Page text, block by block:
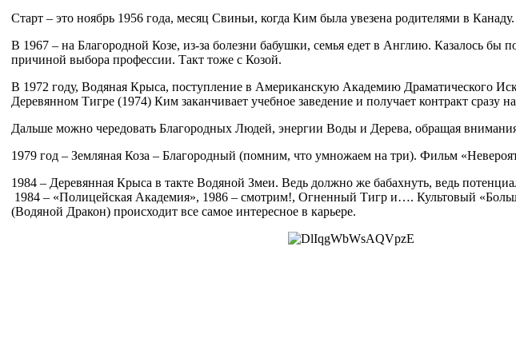
Старт – это ноябрь 1956 года, месяц Свиньи, когда Ким была увезена родителями в
В 1967 – на Благородной Козе, из-за болезни бабушки, семья едет в Англию. Казалось
причиной выбора профессии. Такт тоже с Козой.
В 1972 году, Водяная Крыса, поступление в Американскую Академию Драматического
Деревянном Тигре (1974) Ким заканчивает учебное заведение и получает контракт сразу
Дальше можно чередовать Благородных Людей, энергии Воды и Дерева, обращая
1979 год – Земляная Коза – Благородный (помним, что умножаем на три). Фильм
1984 – Деревянная Крыса в такте Водяной Змеи. Ведь должно же бабахнуть, ведь
1984 – «Полицейская Академия», 1986 – смотрим!, Огненный Тигр и…. Культовый
(Водяной Дракон) происходит все самое интересное в карьере.